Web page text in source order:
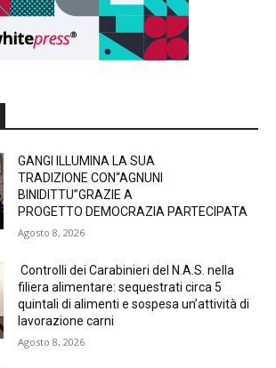
GANGI ILLUMINA LA SUA
TRADIZIONE CON“AGNUNI
BINIDITTU”GRAZIE A
PROGETTO DEMOCRAZIA PARTECIPATA
Agosto 8, 2026
Controlli dei Carabinieri del N.A.S. nella
filiera alimentare: sequestrati circa 5
quintali di alimenti e sospesa un’attività di
lavorazione carni
Agosto 8, 2026